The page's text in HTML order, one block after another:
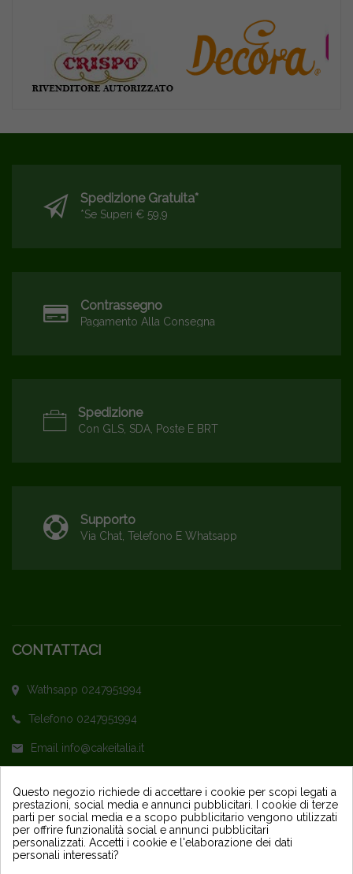
Spedizione Gratuita*
*se Superi € 59,9
Contrassegno
Pagamento Alla Consegna
Spedizione
Con GLS, SDA, Poste E BRT
Supporto
Via Chat, Telefono E Whatsapp
CONTATTACI
Wathsapp 0247951994
Telefono 0247951994
Email info@cakeitalia.it
dalle ore 9,30 alle 14 e dalle 15 alle 18
Questo negozio richiede di accettare i cookie per scopi legati a
prestazioni, social media e annunci pubblicitari. I cookie di terze
parti per social media e a scopo pubblicitario vengono utilizzati
per offrire funzionalità social e annunci pubblicitari
personalizzati. Accetti i cookie e l'elaborazione dei dati
personali interessati?